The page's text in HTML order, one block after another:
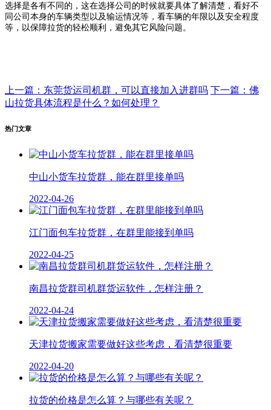
选择是各有不同的，这在选择公司的时候就要具体了解清楚，看好不
同公司本身的车辆类型以及输运情况等，看车辆的年限以及安全程度
等，以保障拉货的轻松顺利，避免其它风险问题。
上一篇：东莞货运司机群，可以直接加入进群吗 下一篇：佛
山拉货具体流程是什么？如何处理？
热门文章
中山小货车拉货群，能在群里接单吗
2022-04-26
江门面包车拉货群，在群里能接到单吗
2022-04-25
南昌拉货群司机群货运软件，怎样注册？
2022-04-24
天津拉货搬家需要做好这些考虑，看清楚很重要
2022-04-20
拉货的价格是怎么算？与哪些有关呢？